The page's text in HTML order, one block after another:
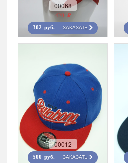
00068
420 r
302 руб. ЗАКАЗАТЬ
00012
500 руб. ЗАКАЗАТЬ